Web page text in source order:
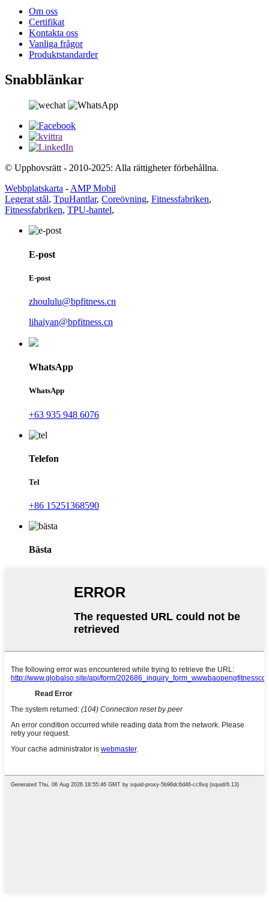
Om oss
Certifikat
Kontakta oss
Vanliga frågor
Produktstandarder
Snabblänkar
© Upphovsrätt - 2010-2025: Alla rättigheter förbehållna.
Webbplatskarta - AMP Mobil
Legerat stål, TpuHantlar, Coreövning, Fitnessfabriken,
Fitnessfabriken, TPU-hantel,
E-post
E-post
zhoululu@bpfitness.cn
lihaiyan@bpfitness.cn
WhatsApp
WhatsApp
+63 935 948 6076
Telefon
Tel
+86 15251368590
Bästa